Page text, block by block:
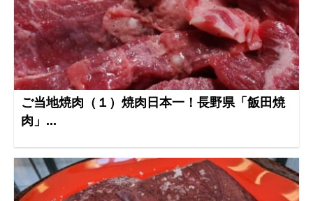
ご当地焼肉（１）焼肉日本一！長野県「飯田焼
肉」...